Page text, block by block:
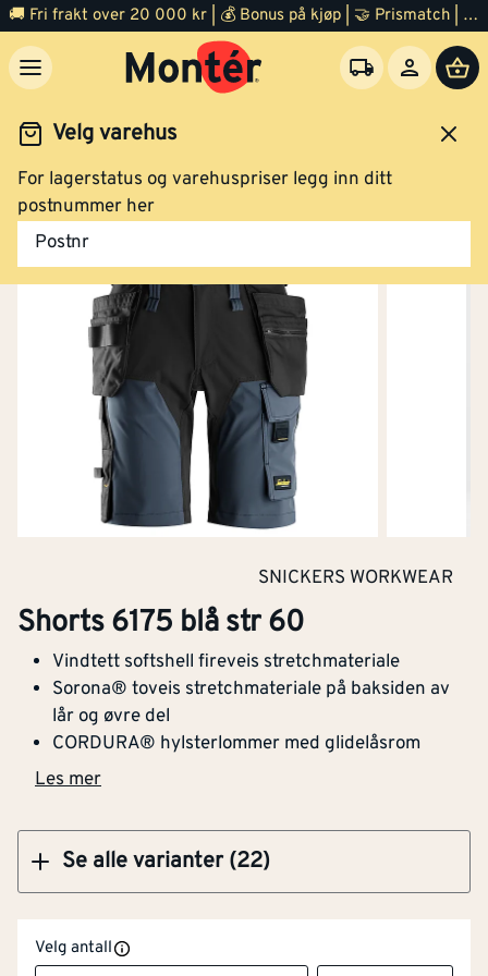
🚚 Fri frakt over 20 000 kr | 💰 Bonus på kjøp | 🤝 Prismatch | ⭐ 100% fornøyd garanti | 🏪 140 byggevarehus
Velg varehus
For lagerstatus og varehuspriser legg inn ditt
postnummer her
Postnr
og verneutstyr
SNICKERS WORKWEAR
Shorts 6175 blå str 60
Vindtett softshell fireveis stretchmateriale
Sorona® toveis stretchmateriale på baksiden av
lår og øvre del
CORDURA® hylsterlommer med glidelåsrom
Les mer
Se alle varianter (22)
Shorts 6175 blå str 60
Kjøp
Shorts 6175 blå str 62
Shorts 6175 blå str 64
Kjøp
Velg antall
Nei
Varmeisolert Nei
Flammehemmende
Nei
Høy synlighet
(signalfarger)
Nei
Med reflekterende striper Nei
Lysbueprøvet Nei
Varslingsbeskyttelse i
Snekkerbukse/selebukse Nei